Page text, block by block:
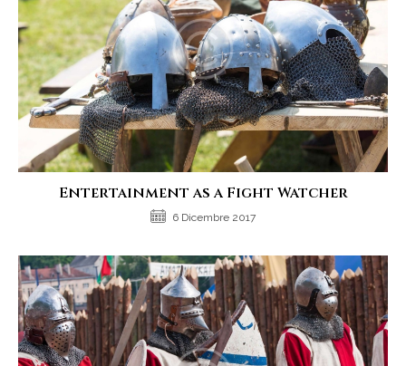
Entertainment as a Fight Watcher
6 Dicembre 2017